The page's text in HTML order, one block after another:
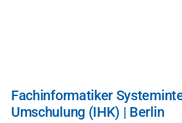
Fachinformatiker
Umschulung (IHK) | Berlin